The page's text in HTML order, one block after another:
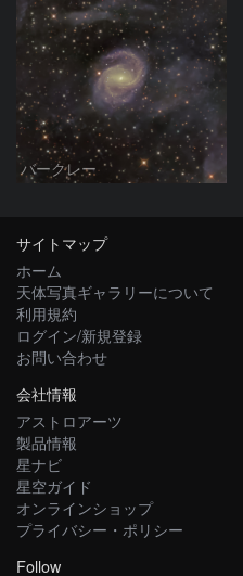
バークレー
サイトマップ
ホーム
天体写真ギャラリーについて
利用規約
ログイン/新規登録
お問い合わせ
会社情報
アストロアーツ
製品情報
星ナビ
星空ガイド
オンラインショップ
プライバシー・ポリシー
Follow